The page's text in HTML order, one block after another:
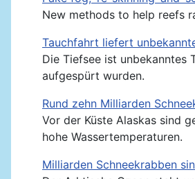
New methods to help reefs
Tauchfahrt liefert
Die Tiefsee ist unbekanntes
aufgespürt wurden.
Rund zehn Milliarden
Vor der Küste Alaskas sind
hohe Wassertemperaturen.
Milliarden Schneekrabben